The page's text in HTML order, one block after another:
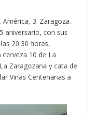
América, 3. Zaragoza.
aniversario, con sus
20:30 horas,
10 de La
Zaragozana y cata de
Viñas Centenarias a